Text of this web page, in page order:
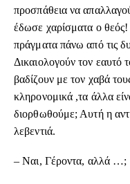
προσπάθεια να
έδωσε χαρίσματα ο θεός!
πράγματα πάνω από τις
Δικαιολογούν τον εαυτό
βαδίζουν με τον χαβά
κληρονομικά ,τα άλλα
διορθωθούμε; Αυτή η
λεβεντιά.
– Ναι, Γέροντα, αλλά …;